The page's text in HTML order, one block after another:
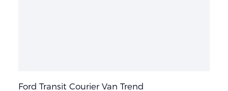
Ford Transit Courier Van Trend